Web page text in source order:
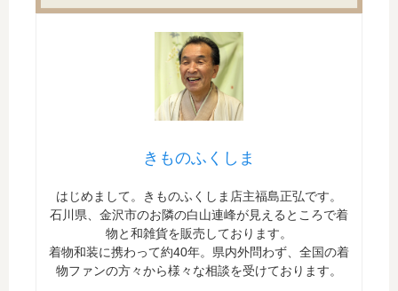
きものふくしま
はじめまして。きものふくしま店主福島正弘です。
石川県、金沢市のお隣の白山連峰が見えるところで着
物と和雑貨を販売しております。
着物和装に携わって約40年。県内外問わず、全国の着
物ファンの方々から様々な相談を受けております。